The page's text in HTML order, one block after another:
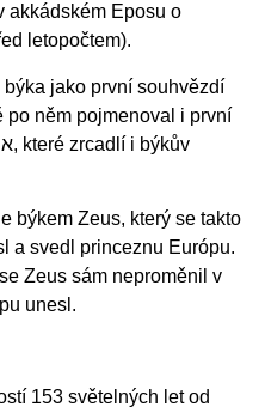
akkádském Eposu o
letopočtem).
jako první souhvězdí
po něm pojmenoval i první
býkem Zeus, který se takto
a svedl princeznu Európu.
Zeus sám neproměnil v
unesl.
153 světelných let od